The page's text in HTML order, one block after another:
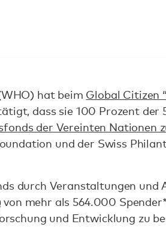
hat beim Global Citizen
dass sie 100 Prozent der
der Vereinten Nationen
und der Swiss
durch Veranstaltungen und
von mehr als 564.000
und Entwicklung zu